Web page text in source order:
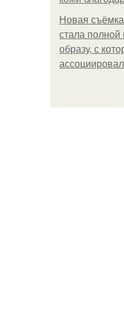
Новая
стала
образу, с